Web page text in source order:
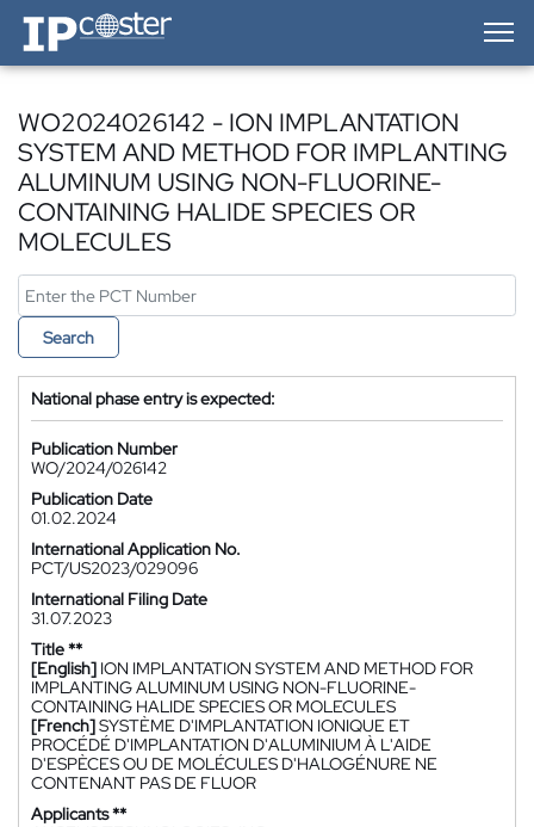
IP-Coster — Home
WO2024026142 - ION IMPLANTATION
SYSTEM AND METHOD FOR IMPLANTING
ALUMINUM USING NON-FLUORINE-
CONTAINING HALIDE SPECIES OR
MOLECULES
Search
National phase entry is expected:
Publication Number
WO/2024/026142
Publication Date
01.02.2024
International Application No.
PCT/US2023/029096
International Filing Date
31.07.2023
Title **
[English] ION IMPLANTATION SYSTEM AND METHOD FOR
IMPLANTING ALUMINUM USING NON-FLUORINE-
CONTAINING HALIDE SPECIES OR MOLECULES
[French]SYSTÈME D'IMPLANTATION IONIQUE ET
PROCÉDÉ D'IMPLANTATION D'ALUMINIUM À L'AIDE
D'ESPÈCES OU DE MOLÉCULES D'HALOGÉNURE NE
CONTENANT PAS DE FLUOR
Applicants **